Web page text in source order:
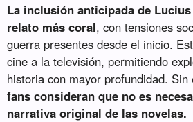
La inclusión anticipada de
relato más coral, con tensiones
guerra presentes desde el inicio.
cine a la televisión, permitiendo
historia con mayor profundidad. Sin
fans consideran que no es
narrativa original de las novelas.